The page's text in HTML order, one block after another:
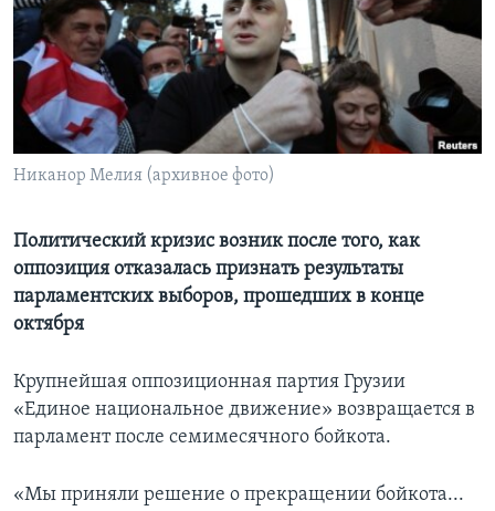
Learning English
СОЦИАЛЬНЫЕ СЕТИ
Никанор Мелия (архивное фото)
Политический кризис возник после того, как
оппозиция отказалась признать результаты
парламентских выборов, прошедших в конце
октября
Крупнейшая оппозиционная партия Грузии
«Единое национальное движение» возвращается в
парламент после семимесячного бойкота.
«Мы приняли решение о прекращении бойкота...